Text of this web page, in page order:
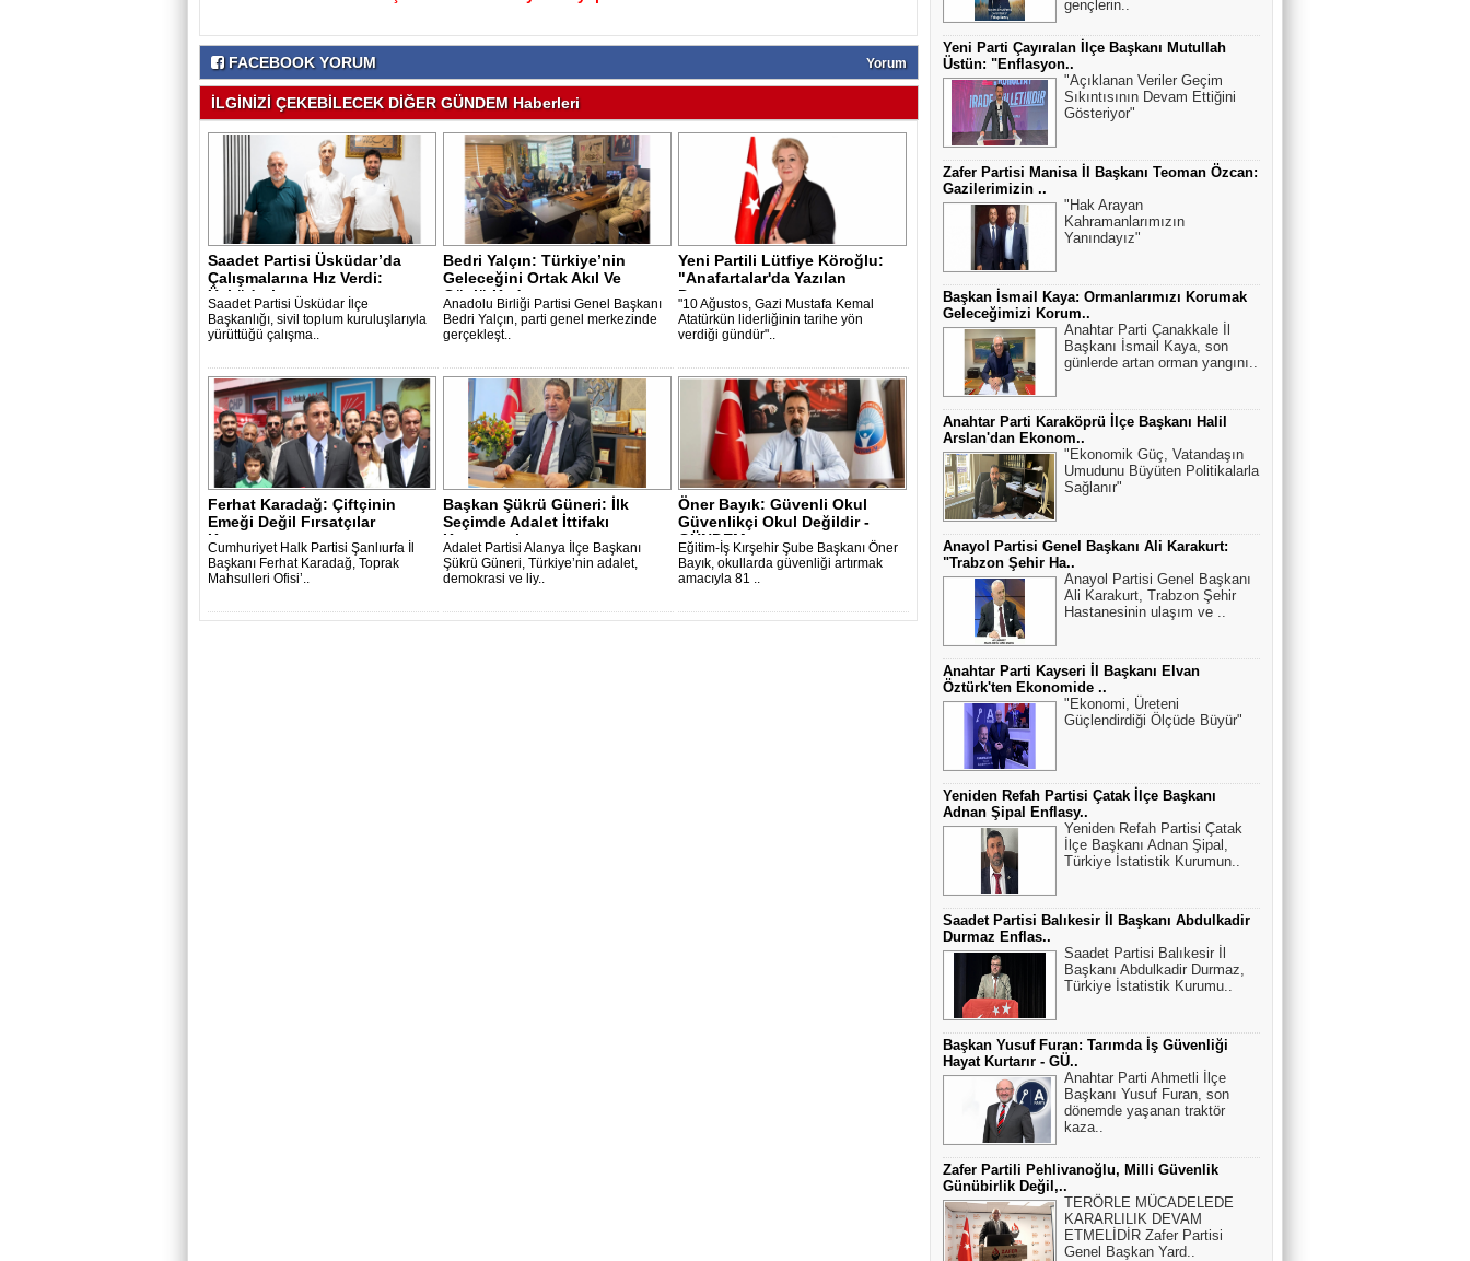
FACEBOOK YORUM Yorum
İLGİNİZİ ÇEKEBİLECEK DİĞER GÜNDEM Haberleri
Saadet Partisi Üsküdar’da
Çalışmalarına Hız Verdi:
Üsküdar’ı..
Saadet Partisi Üsküdar İlçe
Başkanlığı, sivil toplum kuruluşlarıyla
yürüttüğü çalışma..
Bedri Yalçın: Türkiye’nin
Geleceğini Ortak Akıl Ve
Güçlü Kad..
Anadolu Birliği Partisi Genel Başkanı
Bedri Yalçın, parti genel merkezinde
gerçekleşt..
Yeni Partili Lütfiye Köroğlu:
"Anafartalar'da Yazılan
Destan..
"10 Ağustos, Gazi Mustafa Kemal
Atatürkün liderliğinin tarihe yön
verdiği gündür"..
Ferhat Karadağ: Çiftçinin
Emeği Değil Fırsatçılar
Kazanıyor ..
Cumhuriyet Halk Partisi Şanlıurfa İl
Başkanı Ferhat Karadağ, Toprak
Mahsulleri Ofisi’..
Başkan Şükrü Güneri: İlk
Seçimde Adalet İttifakı
Kazanacak -..
Adalet Partisi Alanya İlçe Başkanı
Şükrü Güneri, Türkiye’nin adalet,
demokrasi ve liy..
Öner Bayık: Güvenli Okul
Güvenlikçi Okul Değildir -
GÜNDEM -..
Eğitim-İş Kırşehir Şube Başkanı Öner
Bayık, okullarda güvenliği artırmak
amacıyla 81 ..
gençlerin..
Yeni Parti Çayıralan İlçe Başkanı Mutullah
Üstün: "Enflasyon..
"Açıklanan Veriler Geçim
Sıkıntısının Devam Ettiğini
Gösteriyor"
Zafer Partisi Manisa İl Başkanı Teoman Özcan:
Gazilerimizin ..
"Hak Arayan
Kahramanlarımızın
Yanındayız"
Başkan İsmail Kaya: Ormanlarımızı Korumak
Geleceğimizi Korum..
Anahtar Parti Çanakkale İl
Başkanı İsmail Kaya, son
günlerde artan orman yangını..
Anahtar Parti Karaköprü İlçe Başkanı Halil
Arslan'dan Ekonom..
"Ekonomik Güç, Vatandaşın
Umudunu Büyüten Politikalarla
Sağlanır"
Anayol Partisi Genel Başkanı Ali Karakurt:
"Trabzon Şehir Ha..
Anayol Partisi Genel Başkanı
Ali Karakurt, Trabzon Şehir
Hastanesinin ulaşım ve ..
Anahtar Parti Kayseri İl Başkanı Elvan
Öztürk'ten Ekonomide ..
"Ekonomi, Üreteni
Güçlendirdiği Ölçüde Büyür"
Yeniden Refah Partisi Çatak İlçe Başkanı
Adnan Şipal Enflasy..
Yeniden Refah Partisi Çatak
İlçe Başkanı Adnan Şipal,
Türkiye İstatistik Kurumun..
Saadet Partisi Balıkesir İl Başkanı Abdulkadir
Durmaz Enflas..
Saadet Partisi Balıkesir İl
Başkanı Abdulkadir Durmaz,
Türkiye İstatistik Kurumu..
Başkan Yusuf Furan: Tarımda İş Güvenliği
Hayat Kurtarır - GÜ..
Anahtar Parti Ahmetli İlçe
Başkanı Yusuf Furan, son
dönemde yaşanan traktör
kaza..
Zafer Partili Pehlivanoğlu, Milli Güvenlik
Günübirlik Değil,..
TERÖRLE MÜCADELEDE
KARARLILIK DEVAM
ETMELİDİR Zafer Partisi
Genel Başkan Yard..